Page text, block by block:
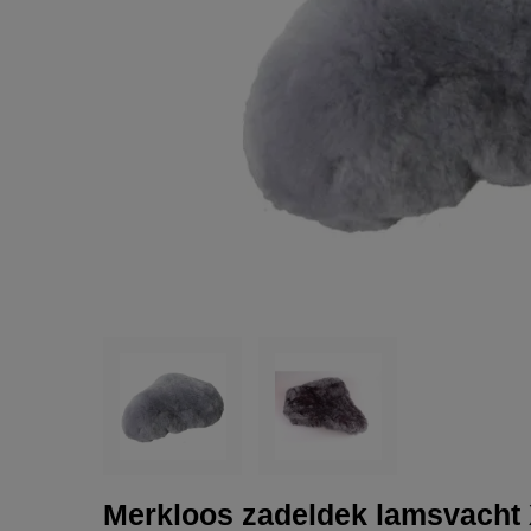
Merkloos zadeldek lamsvacht